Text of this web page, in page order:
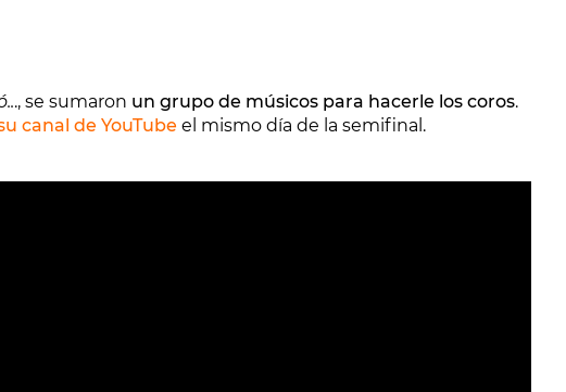
., se sumaron un grupo de músicos para hacerle los coros.
canal de YouTube el mismo día de la semifinal.